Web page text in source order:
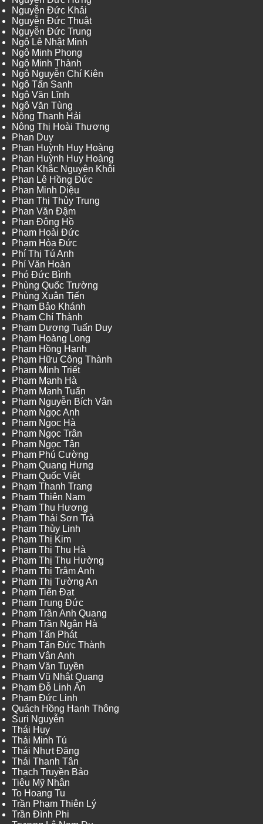
Nguyễn Đức Khải
Nguyễn Đức Thuật
Nguyễn Đức Trung
Ngô Lê Nhật Minh
Ngô Minh Phong
Ngô Minh Thành
Ngô Nguyễn Chí Kiên
Ngô Tấn Sanh
Ngô Văn Lĩnh
Ngô Văn Tùng
Nông Thanh Hải
Nông Thị Hoài Thương
Phan Duy
Phan Huỳnh Huy Hoàng
Phan Huỳnh Huy Hoàng
Phan Khắc Nguyên Khôi
Phan Lê Hồng Đức
Phan Minh Diệu
Phan Thị Thủy Trung
Phan Văn Đậm
Phan Đông Hồ
Phạm Hoài Đức
Phạm Hòa Đức
Phí Thị Tú Anh
Phí Văn Hoàn
Phó Đức Bình
Phùng Quốc Trường
Phùng Xuân Tiến
Phạm Bảo Khánh
Phạm Chí Thành
Phạm Dương Tuấn Duy
Phạm Hoàng Long
Phạm Hồng Hạnh
Phạm Hữu Công Thành
Phạm Minh Triết
Phạm Mạnh Hà
Phạm Mạnh Tuấn
Phạm Nguyễn Bích Vân
Phạm Ngọc Anh
Phạm Ngọc Hà
Phạm Ngọc Trân
Phạm Ngọc Tân
Phạm Phú Cường
Phạm Quang Hưng
Phạm Quốc Việt
Phạm Thanh Trang
Phạm Thiên Nam
Phạm Thu Hương
Phạm Thái Sơn Trà
Phạm Thùy Linh
Phạm Thị Kim
Phạm Thị Thu Hà
Phạm Thị Thu Hường
Phạm Thị Trâm Anh
Phạm Thị Tường An
Phạm Tiến Đạt
Phạm Trung Đức
Phạm Trần Anh Quang
Phạm Trần Ngân Hà
Phạm Tấn Phát
Phạm Tấn Đức Thành
Phạm Vân Anh
Phạm Văn Tuyền
Phạm Vũ Nhật Quang
Phạm Đỗ Linh Ấn
Phạm Đức Linh
Quách Hồng Hanh Thông
Suri Nguyễn
Thái Huy
Thái Minh Tú
Thái Nhựt Đăng
Thái Thanh Tân
Thạch Truyền Bảo
Tiêu Mỹ Nhân
To Hoang Tu
Trần Phạm Thiên Lý
Trần Đình Phi